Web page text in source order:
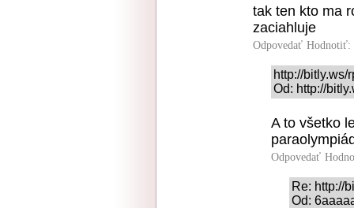
tak ten kto ma
zaciahluje
Odpovedať Hodnotiť:
http://bitly.ws/
Od: http://
A to všetko
Odpovedať
Re: http://
Od: